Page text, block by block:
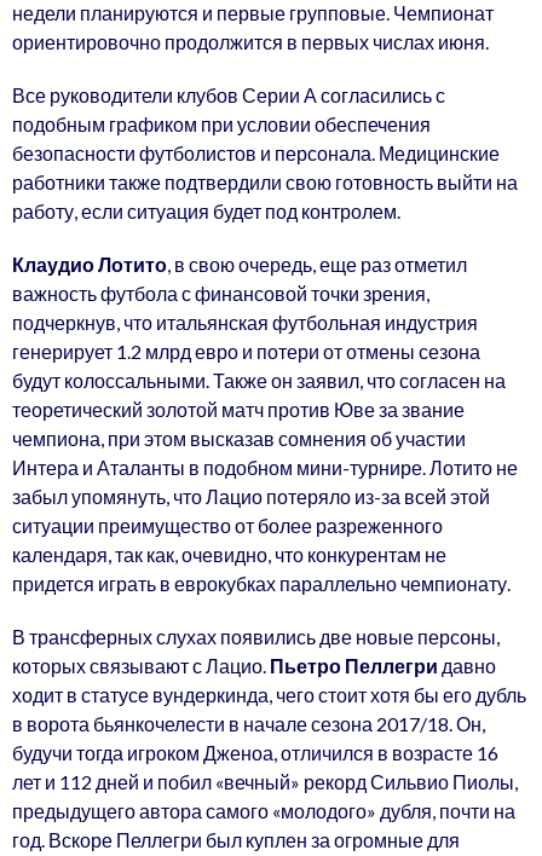
недели планируются и первые групповые. Чемпионат
ориентировочно продолжится в первых числах июня.
Все руководители клубов Серии А согласились с
подобным графиком при условии обеспечения
безопасности футболистов и персонала. Медицинские
работники также подтвердили свою готовность выйти на
работу, если ситуация будет под контролем.
Клаудио Лотито, в свою очередь, еще раз отметил
важность футбола с финансовой точки зрения,
подчеркнув, что итальянская футбольная индустрия
генерирует 1.2 млрд евро и потери от отмены сезона
будут колоссальными. Также он заявил, что согласен на
теоретический золотой матч против Юве за звание
чемпиона, при этом высказав сомнения об участии
Интера и Аталанты в подобном мини-турнире. Лотито не
забыл упомянуть, что Лацио потеряло из-за всей этой
ситуации преимущество от более разреженного
календаря, так как, очевидно, что конкурентам не
придется играть в еврокубках параллельно чемпионату.
В трансферных слухах появились две новые персоны,
которых связывают с Лацио. Пьетро Пеллегри давно
ходит в статусе вундеркинда, чего стоит хотя бы его дубль
в ворота бьянкочелести в начале сезона 2017/18. Он,
будучи тогда игроком Дженоа, отличился в возрасте 16
лет и 112 дней и побил «вечный» рекорд Сильвио Пиолы,
предыдущего автора самого «молодого» дубля, почти на
год. Вскоре Пеллегри был куплен за огромные для